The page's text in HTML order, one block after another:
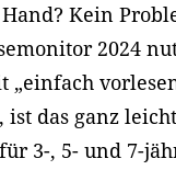
Kein
2024
„einfach
ist das ganz
3-, 5- und 7-